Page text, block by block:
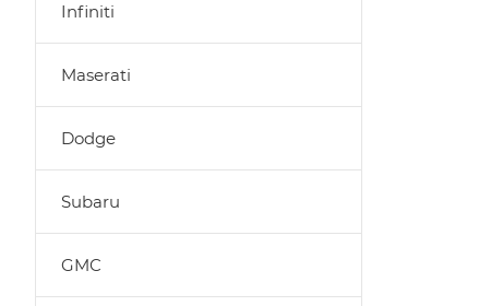
Infiniti
Maserati
Dodge
Subaru
GMC